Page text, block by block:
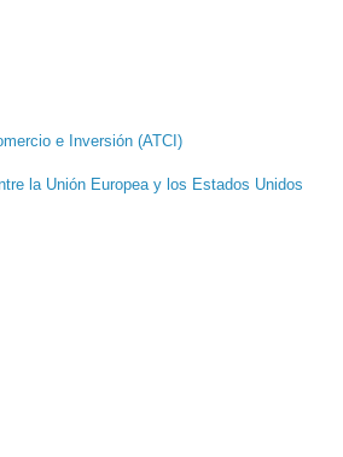
e Inversión (ATCI)
la Unión Europea y los Estados Unidos